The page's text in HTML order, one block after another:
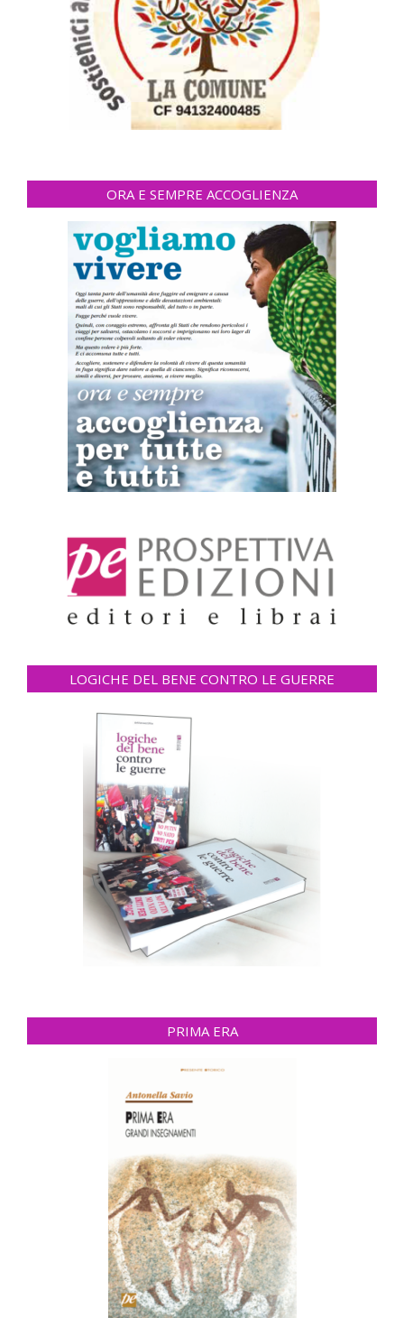
ORA E SEMPRE ACCOGLIENZA
LOGICHE DEL BENE CONTRO LE GUERRE
PRIMA ERA